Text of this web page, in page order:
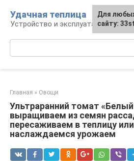
контенту
Удачная теплица
Устройство и эксплуатация теплиц
Главная » Овощи
Ультраранний томат «Белый
выращиваем из семян
пересаживаем в теплицу или
наслаждаемся урожаем
Для
сайту: